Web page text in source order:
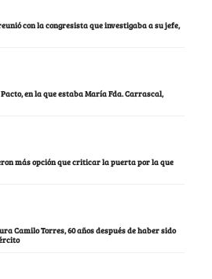
con la congresista que investigaba a su jefe,
en la que estaba María Fda. Carrascal,
más opción que criticar la puerta por la que
Camilo Torres, 60 años después de haber sido